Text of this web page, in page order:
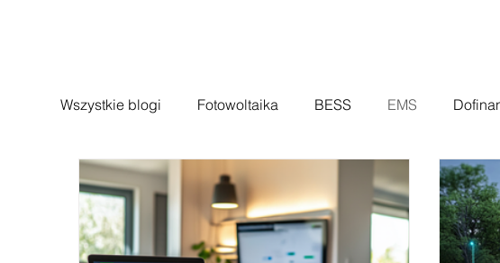
Wszystkie blogi Fotowoltaika BESS EMS
Mój Prąd Faktury/Energia Smart Home Turbiny